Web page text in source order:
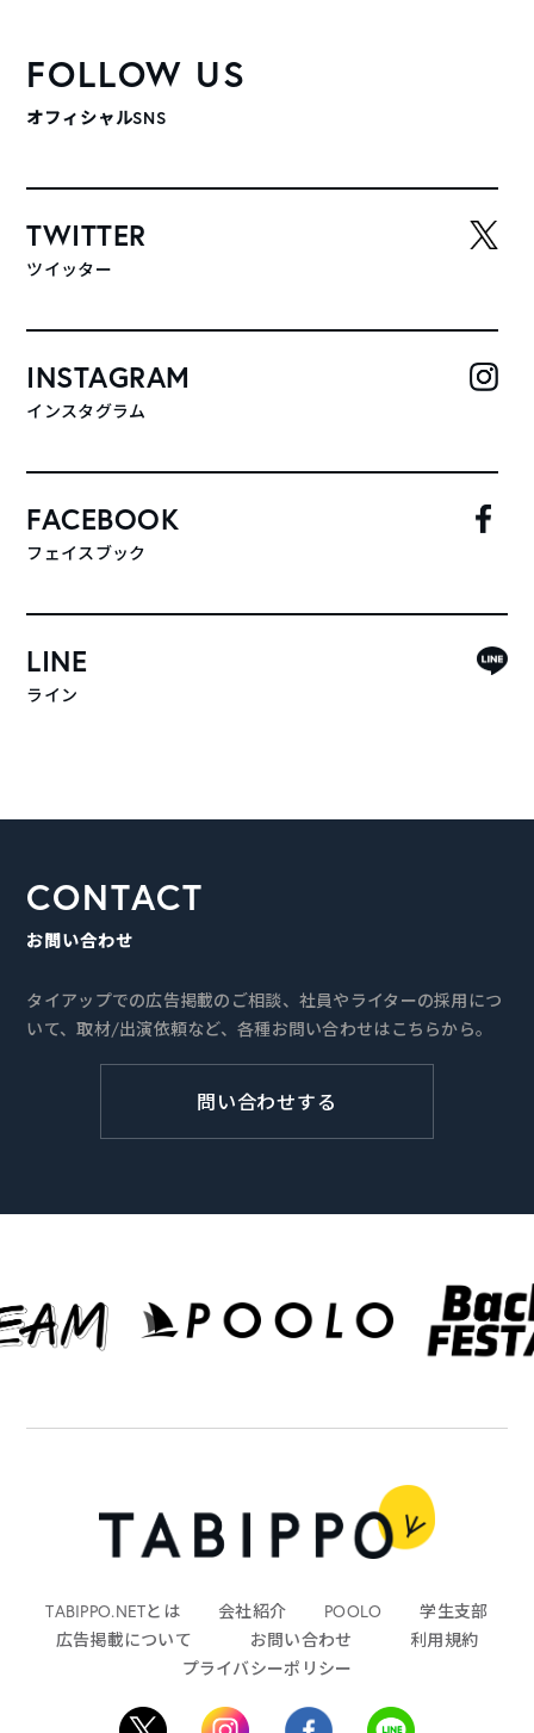
FOLLOW US
オフィシャルSNS
TWITTER
ツイッター
INSTAGRAM
インスタグラム
FACEBOOK
フェイスブック
LINE
ライン
CONTACT
お問い合わせ
タイアップでの広告掲載のご相談、社員やライターの採用につ
いて、取材/出演依頼など、各種お問い合わせはこちらから。
問い合わせする
TABIPPO.NETとは 会社紹介 POOLO
学生支部
広告掲載について
お問い合わせ
利用規約
プライバシーポリシー